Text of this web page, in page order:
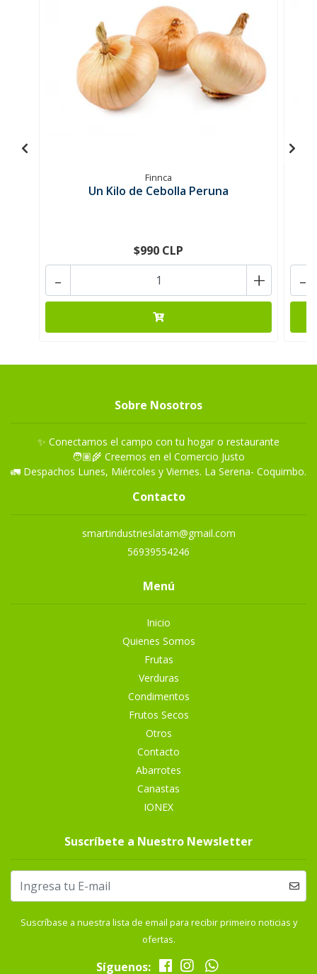
Finnca
Un Kilo de Cebolla Peruna
$990 CLP
+
- -
Sobre Nosotros
✨ Conectamos el campo con tu hogar o restaurante
🧑🏽‍🌾 Creemos en el Comercio Justo
🚛 Despachos Lunes, Miércoles y Viernes. La Serena- Coquimbo.
Contacto
smartindustrieslatam@gmail.com
56939554246
Menú
Inicio
Quienes Somos
Frutas
Verduras
Condimentos
Frutos Secos
Otros
Contacto
Abarrotes
Canastas
IONEX
Suscríbete a Nuestro Newsletter
Suscríbase a nuestra lista de email para recibir primeiro noticias y
ofertas.
Síguenos: